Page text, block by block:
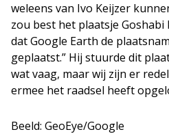
weleens van Ivo Keijzer
zou best het plaatsje
dat Google Earth de
geplaatst.” Hij stuurde dit
wat vaag, maar wij zijn er
ermee het raadsel heeft
Beeld: GeoEye/Google